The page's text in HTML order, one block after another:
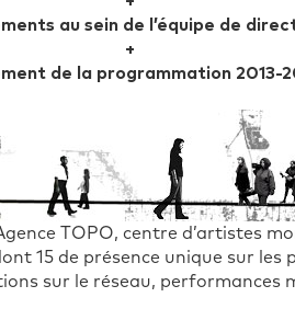
au sein de l’équipe de
+
de la programmation 2013-
TOPO, centre d’artistes
15 de présence unique sur
sur le réseau, performances